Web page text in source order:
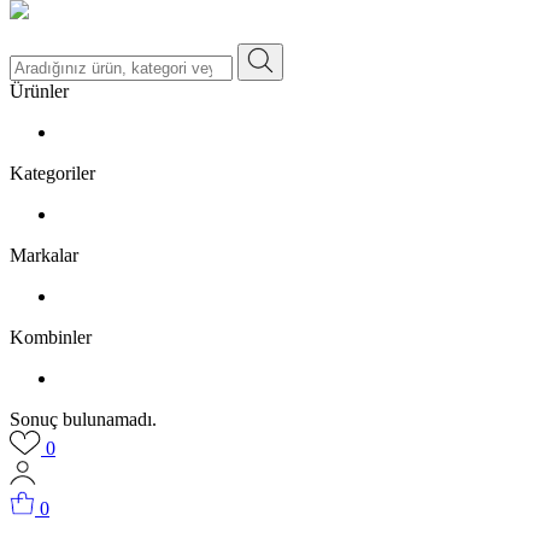
Ürünler
Kategoriler
Markalar
Kombinler
Sonuç bulunamadı.
0
0